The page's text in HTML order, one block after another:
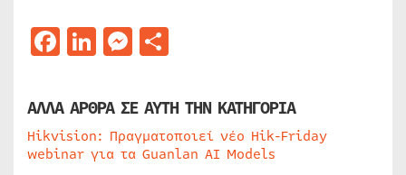
Facebook
LinkedIn
Messenger
ΑΛΛΑ ΑΡΘΡΑ ΣΕ ΑΥΤΗ ΤΗΝ ΚΑΤΗΓΟΡΙΑ
Hikvision: Πραγματοποιεί νέο Hik-Friday
webinar για τα Guanlan AI Models